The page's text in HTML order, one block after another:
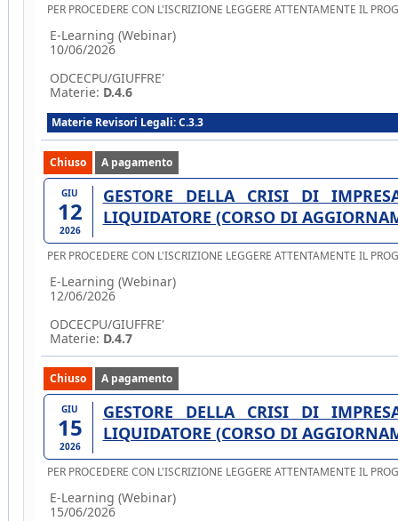
PER PROCEDERE CON L'ISCRIZIONE LEGGERE ATTENTAMENTE IL
E-Learning (Webinar)
10/06/2026
ODCECPU/GIUFFRE'
Materie: D.4.6
Materie Revisori Legali: C.3.3
Chiuso A pagamento
GIU
12
2026
GESTORE DELLA CRISI DI IMPRESA. CURATORE, COMMISSARIO
LIQUIDATORE (CORSO DI
PER PROCEDERE CON L'ISCRIZIONE LEGGERE ATTENTAMENTE IL
E-Learning (Webinar)
12/06/2026
ODCECPU/GIUFFRE'
Materie: D.4.7
Chiuso A pagamento
GIU
15
2026
GESTORE DELLA CRISI DI IMPRESA. CURATORE, COMMISSARIO
LIQUIDATORE (CORSO DI
PER PROCEDERE CON L'ISCRIZIONE LEGGERE ATTENTAMENTE IL
E-Learning (Webinar)
15/06/2026